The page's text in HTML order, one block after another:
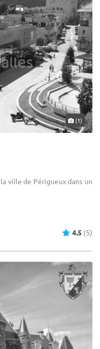
(1)
ville de Périgueux dans un
4.5 (5)